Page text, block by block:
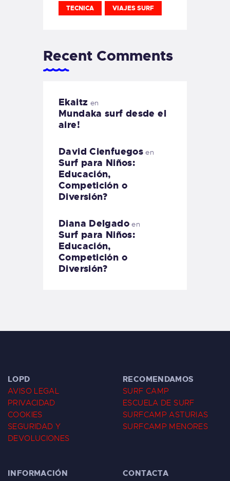
TECNICA VIAJES SURF
Recent Comments
Ekaitz en
Mundaka surf desde el
aire!
David Cienfuegos en
Surf para Niños:
Educación,
Competición o
Diversión?
Diana Delgadoen
Surf para Niños:
Educación,
Competición o
Diversión?
LOPD
AVISO LEGAL
PRIVACIDAD
COOKIES
SEGURIDAD Y
DEVOLUCIONES
RECOMENDAMOS
SURF CAMP
ESCUELA DE SURF
SURFCAMP ASTURIAS
SURFCAMP MENORES
INFORMACIÓN CONTACTA